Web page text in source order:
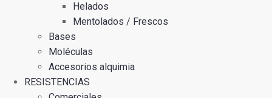
Helados
Mentolados / Frescos
Bases
Moléculas
Accesorios alquimia
RESISTENCIAS